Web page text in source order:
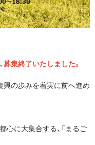
集終了いたしました。
興の歩みを着実に前へ進め
に大集合する、「まるご